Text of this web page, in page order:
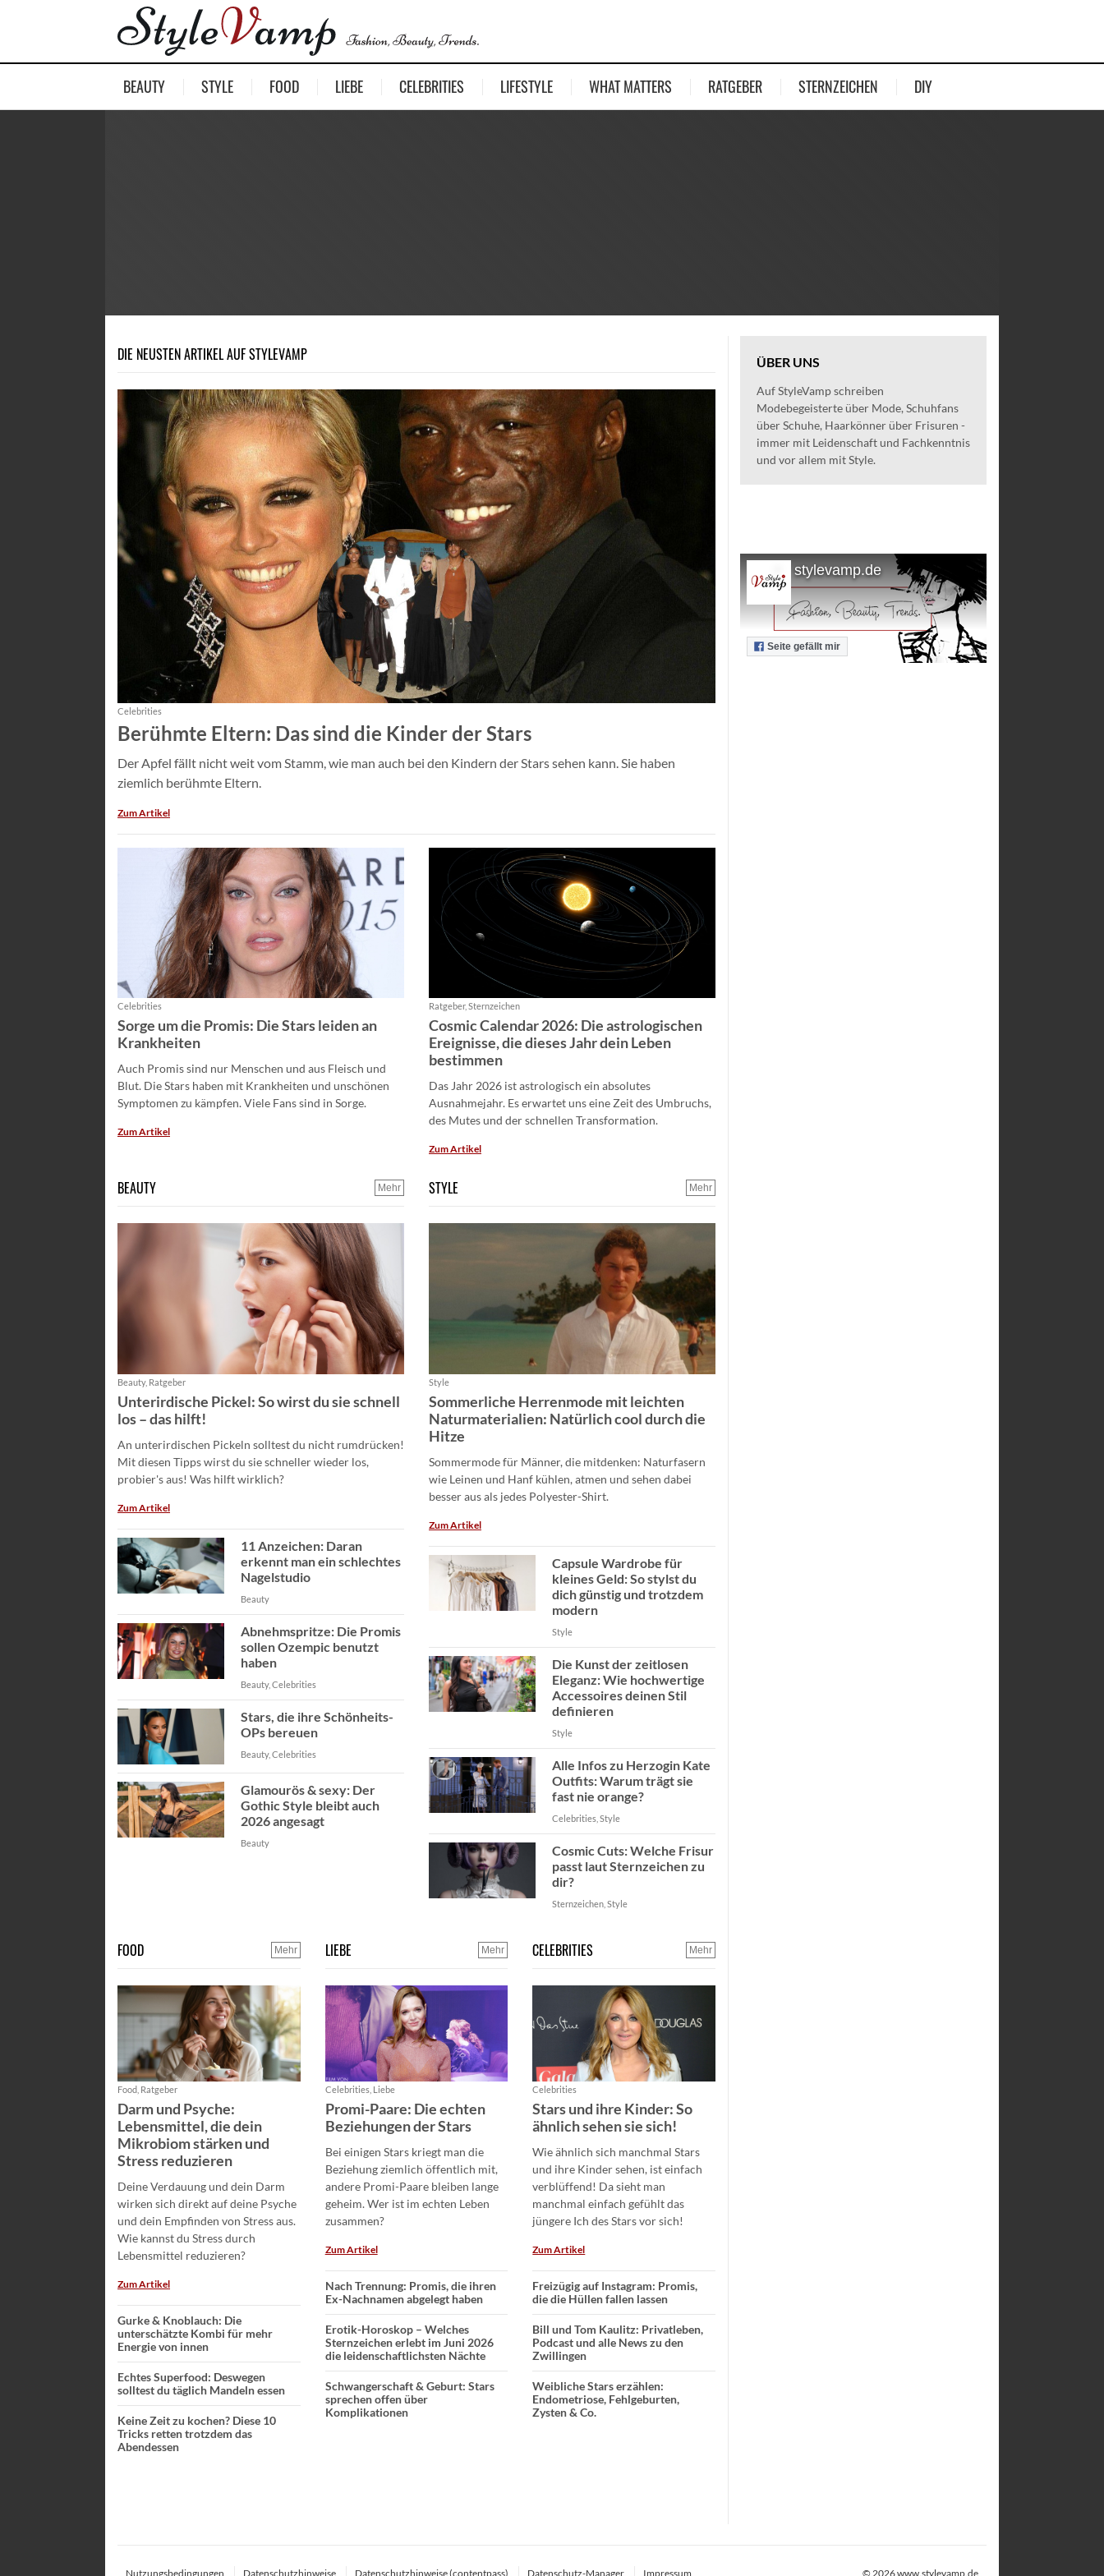
BEAUTY STYLE FOOD LIEBE CELEBRITIES LIFESTYLE WHAT MATTERS RATGEBER STERNZEICHEN DIY
DIE NEUSTEN ARTIKEL AUF STYLEVAMP
Celebrities
Berühmte Eltern: Das sind die Kinder der Stars
Der Apfel fällt nicht weit vom Stamm, wie man auch bei den Kindern der Stars sehen kann. Sie haben
ziemlich berühmte Eltern.
Zum Artikel
Celebrities
Sorge um die Promis: Die Stars leiden an
Krankheiten
Auch Promis sind nur Menschen und aus Fleisch und
Blut. Die Stars haben mit Krankheiten und unschönen
Symptomen zu kämpfen. Viele Fans sind in Sorge.
Zum Artikel
Ratgeber, Sternzeichen
Cosmic Calendar 2026: Die astrologischen
Ereignisse, die dieses Jahr dein Leben
bestimmen
Das Jahr 2026 ist astrologisch ein absolutes
Ausnahmejahr. Es erwartet uns eine Zeit des Umbruchs,
des Mutes und der schnellen Transformation.
Zum Artikel
BEAUTY Mehr
Beauty, Ratgeber
Unterirdische Pickel: So wirst du sie schnell
los – das hilft!
An unterirdischen Pickeln solltest du nicht rumdrücken!
Mit diesen Tipps wirst du sie schneller wieder los,
probier's aus! Was hilft wirklich?
Zum Artikel
11 Anzeichen: Daran
erkennt man ein schlechtes
Nagelstudio
Beauty
Abnehmspritze: Die Promis
sollen Ozempic benutzt
haben
Beauty, Celebrities
Stars, die ihre Schönheits-
OPs bereuen
Beauty, Celebrities
Glamourös & sexy: Der
Gothic Style bleibt auch
2026 angesagt
Beauty
STYLE Mehr
Style
Sommerliche Herrenmode mit leichten
Naturmaterialien: Natürlich cool durch die
Hitze
Sommermode für Männer, die mitdenken: Naturfasern
wie Leinen und Hanf kühlen, atmen und sehen dabei
besser aus als jedes Polyester-Shirt.
Zum Artikel
Capsule Wardrobe für
kleines Geld: So stylst du
dich günstig und trotzdem
modern
Style
Die Kunst der zeitlosen
Eleganz: Wie hochwertige
Accessoires deinen Stil
definieren
Style
Alle Infos zu Herzogin Kate
Outfits: Warum trägt sie
fast nie orange?
Celebrities, Style
Cosmic Cuts: Welche Frisur
passt laut Sternzeichen zu
dir?
Sternzeichen, Style
FOOD Mehr
Food, Ratgeber
Darm und Psyche:
Lebensmittel, die dein
Mikrobiom stärken und
Stress reduzieren
Deine Verdauung und dein Darm
wirken sich direkt auf deine Psyche
und dein Empfinden von Stress aus.
Wie kannst du Stress durch
Lebensmittel reduzieren?
Zum Artikel
Gurke & Knoblauch: Die
unterschätzte Kombi für mehr
Energie von innen
Echtes Superfood: Deswegen
solltest du täglich Mandeln essen
Keine Zeit zu kochen? Diese 10
Tricks retten trotzdem das
Abendessen
LIEBE Mehr
Celebrities, Liebe
Promi-Paare: Die echten
Beziehungen der Stars
Bei einigen Stars kriegt man die
Beziehung ziemlich öffentlich mit,
andere Promi-Paare bleiben lange
geheim. Wer ist im echten Leben
zusammen?
Zum Artikel
Nach Trennung: Promis, die ihren
Ex-Nachnamen abgelegt haben
Erotik-Horoskop – Welches
Sternzeichen erlebt im Juni 2026
die leidenschaftlichsten Nächte
Schwangerschaft & Geburt: Stars
sprechen offen über
Komplikationen
CELEBRITIES Mehr
Celebrities
Stars und ihre Kinder: So
ähnlich sehen sie sich!
Wie ähnlich sich manchmal Stars
und ihre Kinder sehen, ist einfach
verblüffend! Da sieht man
manchmal einfach gefühlt das
jüngere Ich des Stars vor sich!
Zum Artikel
Freizügig auf Instagram: Promis,
die die Hüllen fallen lassen
Bill und Tom Kaulitz: Privatleben,
Podcast und alle News zu den
Zwillingen
Weibliche Stars erzählen:
Endometriose, Fehlgeburten,
Zysten & Co.
ÜBER UNS
Auf StyleVamp schreiben
Modebegeisterte über Mode, Schuhfans
über Schuhe, Haarkönner über Frisuren -
immer mit Leidenschaft und Fachkenntnis
und vor allem mit Style.
stylevamp.de
Seite gefällt mir
Nutzungsbedingungen Datenschutzhinweise Datenschutzhinweise (contentpass) Datenschutz-Manager Impressum © 2026www.stylevamp.de